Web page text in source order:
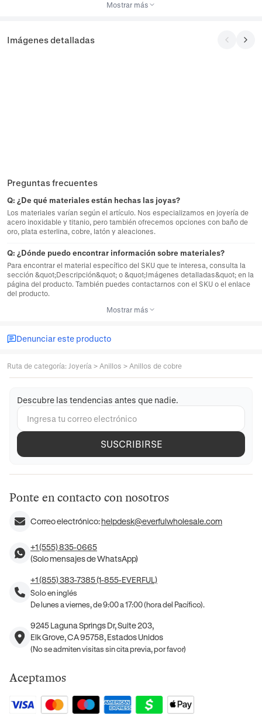
Mostrar más
Imágenes detalladas
Preguntas frecuentes
Q: ¿De qué materiales están hechas las joyas?
Los materiales varían según el artículo. Nos especializamos en joyería de
acero inoxidable y titanio, pero también ofrecemos opciones con baño de
oro, plata esterlina, cobre, latón y aleaciones.
Q: ¿Dónde puedo encontrar información sobre materiales?
Para encontrar el material específico del SKU que te interesa, consulta la
sección &quot;Descripción&quot; o &quot;Imágenes detalladas&quot; en la
página del producto. También puedes contactarnos con el SKU o el enlace
del producto.
Mostrar más
Denunciar este producto
Ruta de categoría: Joyería > Anillos > Anillos de cobre
Descubre las tendencias antes que nadie.
SUSCRIBIRSE
Ponte en contacto con nosotros
Correo electrónico:helpdesk@everfulwholesale.com
+1 (555) 835-0665
(Solo mensajes de WhatsApp)
+1 (855) 383-7385 (1-855-EVERFUL)
Solo en inglés
De lunes a viernes, de 9:00 a 17:00 (hora del Pacífico).
9245 Laguna Springs Dr, Suite 203,
Elk Grove, CA 95758, Estados Unidos
(No se admiten visitas sin cita previa, por favor)
Aceptamos